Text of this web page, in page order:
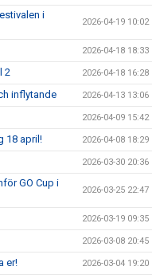
i
2026-04-19 10:02
2026-04-18 18:33
2 2026-04-18 16:28
inflytande 2026-04-13 13:06
2026-04-09 15:42
18 april! 2026-04-08 18:29
2026-03-30 20:36
GO Cup i
2026-03-25 22:47
2026-03-19 09:35
2026-03-08 20:45
er! 2026-03-04 19:20